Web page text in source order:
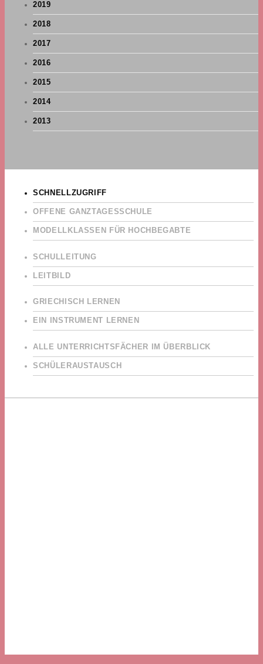
2019
2018
2017
2016
2015
2014
2013
SCHNELLZUGRIFF
OFFENE GANZTAGESSCHULE
MODELLKLASSEN FÜR HOCHBEGABTE
SCHULLEITUNG
LEITBILD
GRIECHISCH LERNEN
EIN INSTRUMENT LERNEN
ALLE UNTERRICHTSFÄCHER IM ÜBERBLICK
SCHÜLERAUSTAUSCH